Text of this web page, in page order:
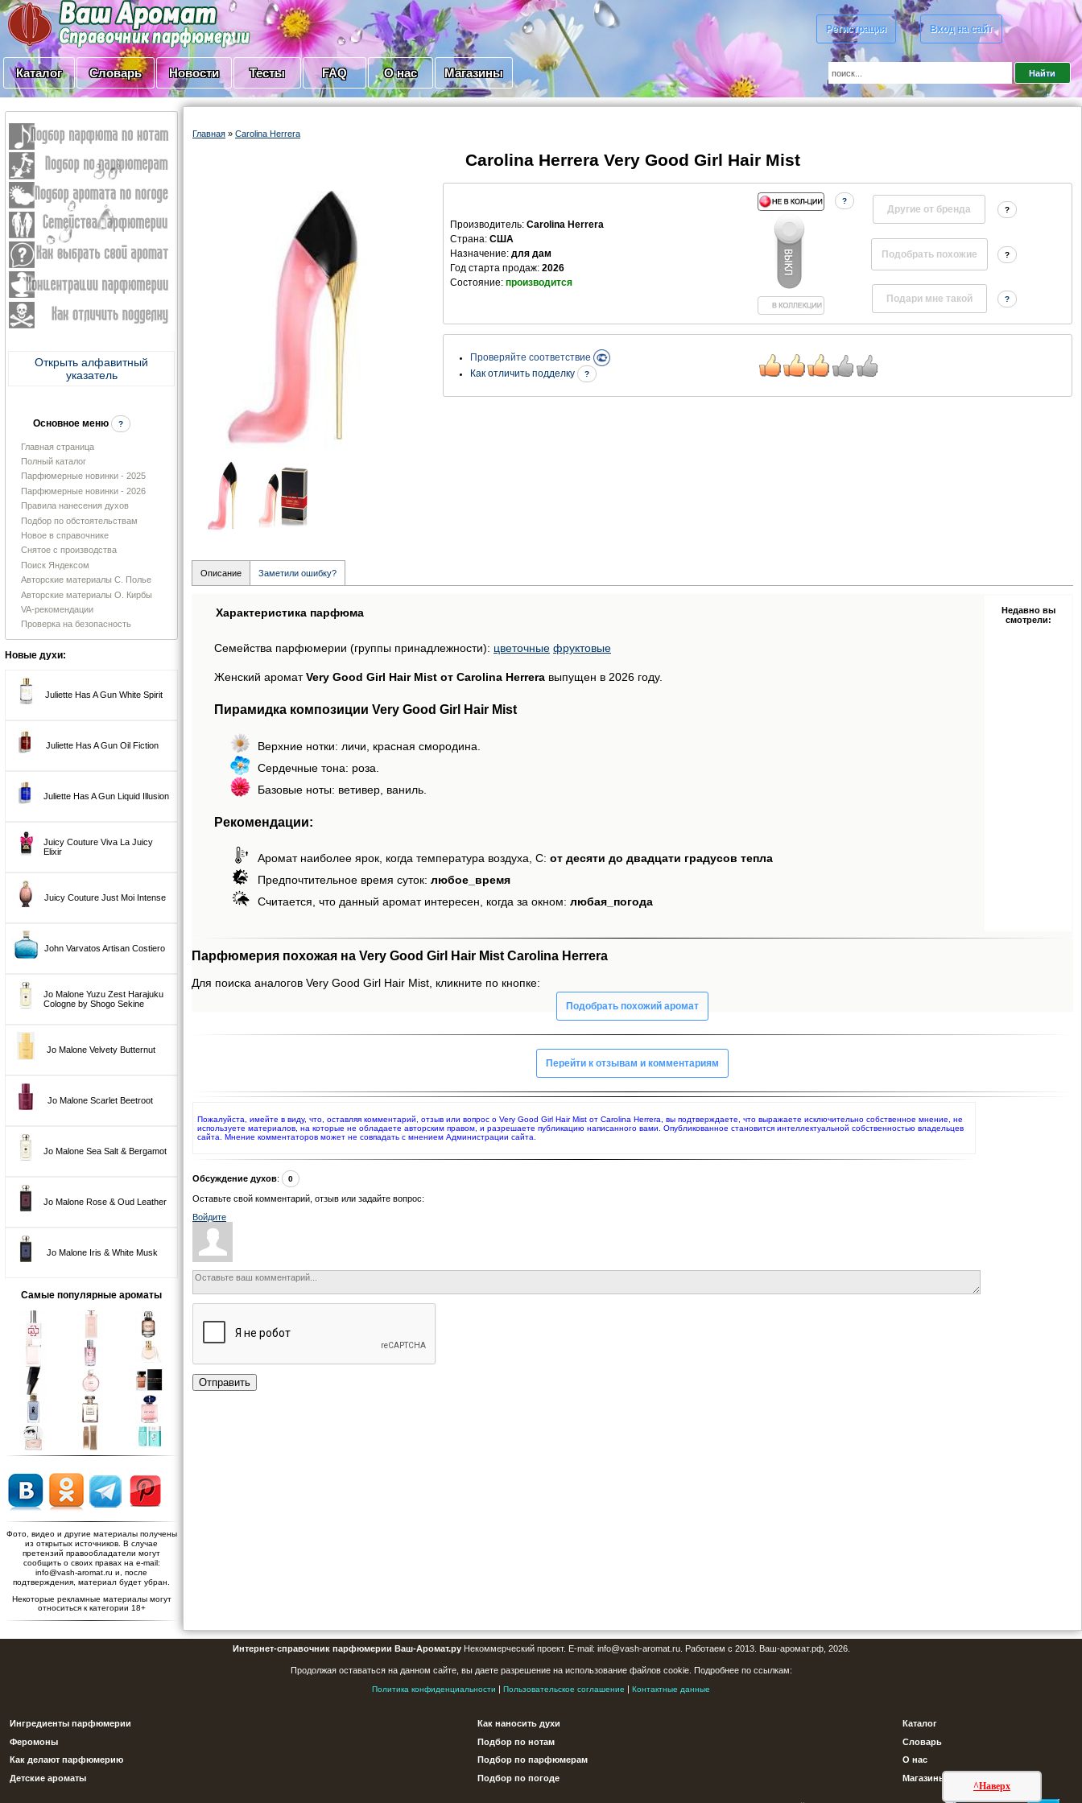
Регистрация Вход на сайт
Каталог Словарь Новости Тесты FAQ О нас Магазины
Открыть алфавитный
указатель
Основное меню ?
Главная страница
Полный каталог
Парфюмерные новинки - 2025
Парфюмерные новинки - 2026
Правила нанесения духов
Подбор по обстоятельствам
Новое в справочнике
Снятое с производства
Поиск Яндексом
Авторские материалы С. Полье
Авторские материалы О. Кирбы
VA-рекомендации
Проверка на безопасность
Новые духи:
Juliette Has A Gun White Spirit
Juliette Has A Gun Oil Fiction
Juliette Has A Gun Liquid Illusion
Juicy Couture Viva La Juicy
Elixir
Juicy Couture Just Moi Intense
John Varvatos Artisan Costiero
Jo Malone Yuzu Zest Harajuku
Cologne by Shogo Sekine
Jo Malone Velvety Butternut
Jo Malone Scarlet Beetroot
Jo Malone Sea Salt & Bergamot
Jo Malone Rose & Oud Leather
Jo Malone Iris & White Musk
Самые популярные ароматы
Фото, видео и другие материалы получены
из открытых источников. В случае
претензий правообладатели могут
сообщить о своих правах на e-mail:
info@vash-aromat.ru и, после
подтверждения, материал будет убран.
Некоторые рекламные материалы могут
относиться к категории 18+
Главная » Carolina Herrera
Carolina Herrera Very Good Girl Hair Mist
Производитель: Carolina Herrera
Страна: США
Назначение: для дам
Год старта продаж: 2026
Состояние: производится
?
Другие от бренда ?
?
?
Проверяйте соответствие
Как отличить подделку
?
Описание Заметили ошибку?
Характеристика парфюма
Семейства парфюмерии (группы принадлежности): цветочные фруктовые
Женский ароматVery Good Girl Hair Mist от Carolina Herrera выпущен в 2026 году.
Пирамидка композиции Very Good Girl Hair Mist
Верхние нотки: личи, красная смородина.
Сердечные тона: роза.
Базовые ноты: ветивер, ваниль.
Рекомендации:
Аромат наиболее ярок, когда температура воздуха, С: от десяти до двадцати градусов тепла
Предпочтительное время суток: любое_время
Считается, что данный аромат интересен, когда за окном: любая_погода
Недавно вы
смотрели:
Парфюмерия похожая на Very Good Girl Hair Mist Carolina Herrera
Для поиска аналогов Very Good Girl Hair Mist, кликните по кнопке:
Подобрать похожий аромат
Перейти к отзывам и комментариям
Пожалуйста, имейте в виду, что, оставляя комментарий, отзыв или вопрос о Very Good Girl Hair Mist от Carolina Herrera, вы подтверждаете, что выражаете исключительно собственное мнение, не
используете материалов, на которые не обладаете авторским правом, и разрешаете публикацию написанного вами. Опубликованное становится интеллектуальной собственностью владельцев
сайта. Мнение комментаторов может не совпадать с мнением Администрации сайта.
Обсуждение духов: 0
Оставьте свой комментарий, отзыв или задайте вопрос:
Войдите
Отправить
^Наверх
Интернет-справочник парфюмерии Ваш-Аромат.руНекоммерческий проект. E-mail: info@vash-aromat.ru. Работаем с 2013. Ваш-аромат.рф, 2026.
Продолжая оставаться на данном сайте, вы даете разрешение на использование файлов cookie. Подробнее по ссылкам:
Политика конфиденциальности | Пользовательское соглашение | Контактные данные
Ингредиенты парфюмерии
Феромоны
Как делают парфюмерию
Детские ароматы
Как наносить духи
Подбор по нотам
Подбор по парфюмерам
Подбор по погоде
Каталог
Словарь
О нас
Магазины